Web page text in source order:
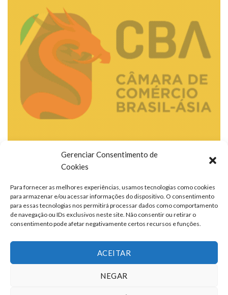
Gerenciar Consentimento de
Cookies
Para fornecer as melhores experiências, usamos tecnologias como cookies
para armazenar e/ou acessar informações do dispositivo. O consentimento
para essas tecnologias nos permitirá processar dados como comportamento
de navegação ou IDs exclusivos neste site. Não consentir ou retirar o
consentimento pode afetar negativamente certos recursos e funções.
ACEITAR
NEGAR